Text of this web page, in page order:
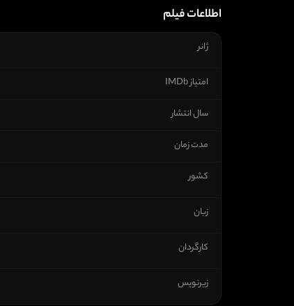
اطلاعات فیلم
ژانر
امتیاز IMDb
سال انتشار
مدت زمان
کشور
زبان
کارگردان
زیرنویس